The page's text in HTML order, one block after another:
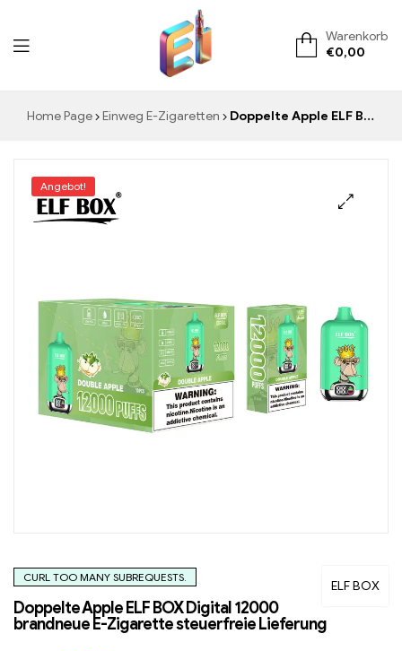
ElementVape.de
Warenkorb
€0,00
Home Page Einweg E-Zigaretten Doppelte Apple ELF BOX Digital 12000 brandneue E-Zigarette steuerfreie Lieferung
Angebot!
ELF BOX
CURL TOO MANY SUBREQUESTS.
Doppelte Apple ELF BOX Digital 12000
brandneue E-Zigarette steuerfreie Lieferung